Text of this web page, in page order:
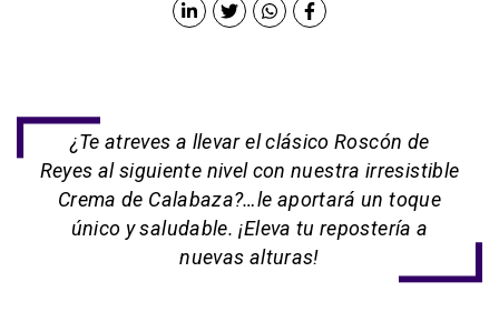
¿Te atreves a llevar el clásico Roscón de
Reyes al siguiente nivel con nuestra irresistible
Crema de Calabaza?…le aportará un toque
único y saludable. ¡Eleva tu repostería a
nuevas alturas!